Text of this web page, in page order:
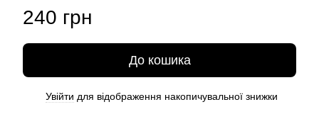
240 грн
До кошика
Увійти для відображення накопичувальної знижки